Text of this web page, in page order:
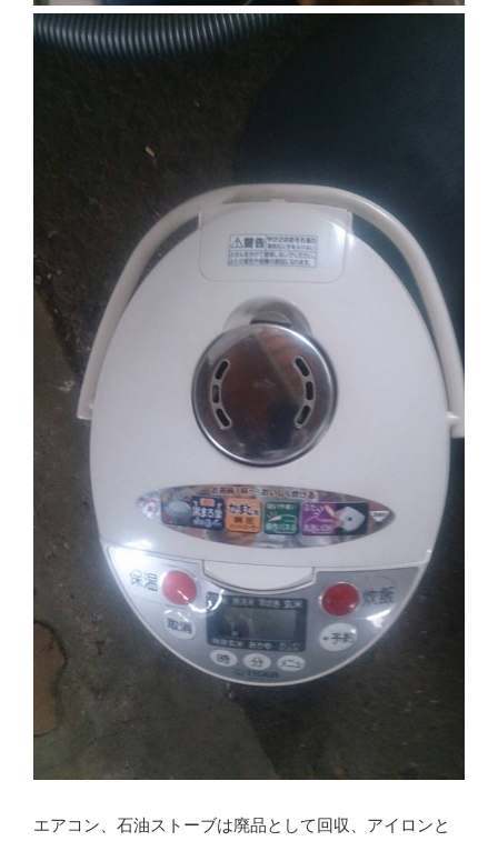
エアコン、石油ストーブは廃品として回収、アイロンと